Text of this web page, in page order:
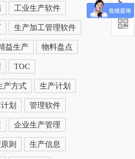
工业生产软件
生产加工管理软件
益生产 物料盘点
TOC
产方式 生产计划
划 管理软件
企业生产管理
则 生产信息